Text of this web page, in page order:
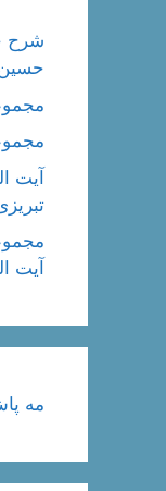
شرح
آیت
آیت
مه